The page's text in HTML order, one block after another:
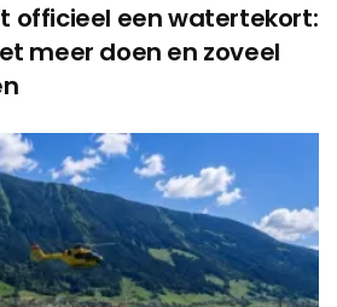
officieel een watertekort:
meer doen en zoveel